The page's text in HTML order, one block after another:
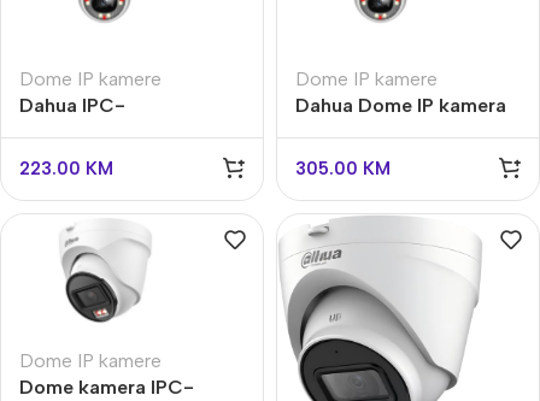
Dome IP kamere
Dahua IPC-
0280B-S6
223.00 KM
Dome IP kamere
Dahua Dome IP kamera
0280B
305.00 KM
Dome IP kamere
Dome kamera IPC-